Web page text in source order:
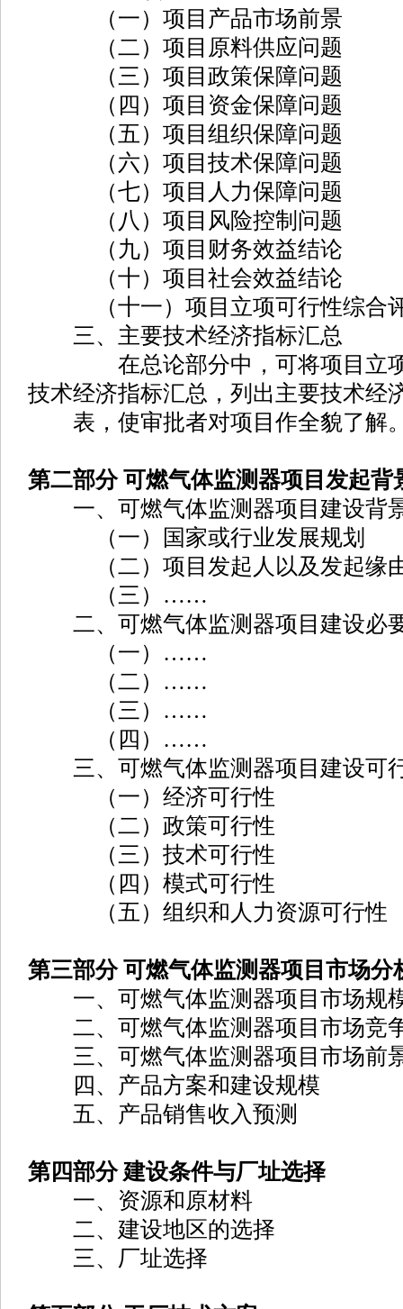
（一）项目产品市场前景
（二）项目原料供应问题
（三）项目政策保障问题
（四）项目资金保障问题
（五）项目组织保障问题
（六）项目技术保障问题
（七）项目人力保障问题
（八）项目风险控制问题
（九）项目财务效益结论
（十）项目社会效益结论
（十一）项目立项可行性综合
三、主要技术经济指标汇总
在总论部分中，可将项目立项
技术经济指标汇总，列出主要技术经
表，使审批者对项目作全貌了解
第二部分 可燃气体监测器项目发起背
一、可燃气体监测器项目建设背
（一）国家或行业发展规划
（二）项目发起人以及发起缘
（三）……
二、可燃气体监测器项目建设必
（一）……
（二）……
（三）……
（四）……
三、可燃气体监测器项目建设可
（一）经济可行性
（二）政策可行性
（三）技术可行性
（四）模式可行性
（五）组织和人力资源可行性
第三部分 可燃气体监测器项目市场分
一、可燃气体监测器项目市场规
二、可燃气体监测器项目市场竞
三、可燃气体监测器项目市场前
四、产品方案和建设规模
五、产品销售收入预测
第四部分 建设条件与厂址选择
一、资源和原材料
二、建设地区的选择
三、厂址选择